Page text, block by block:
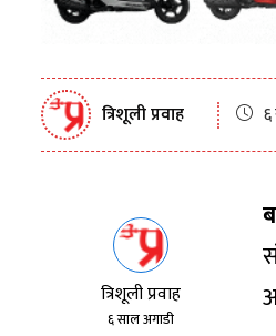
त्रिशूली प्रवाह
त्रिशूली प्रवाह
६ साल अगाडी